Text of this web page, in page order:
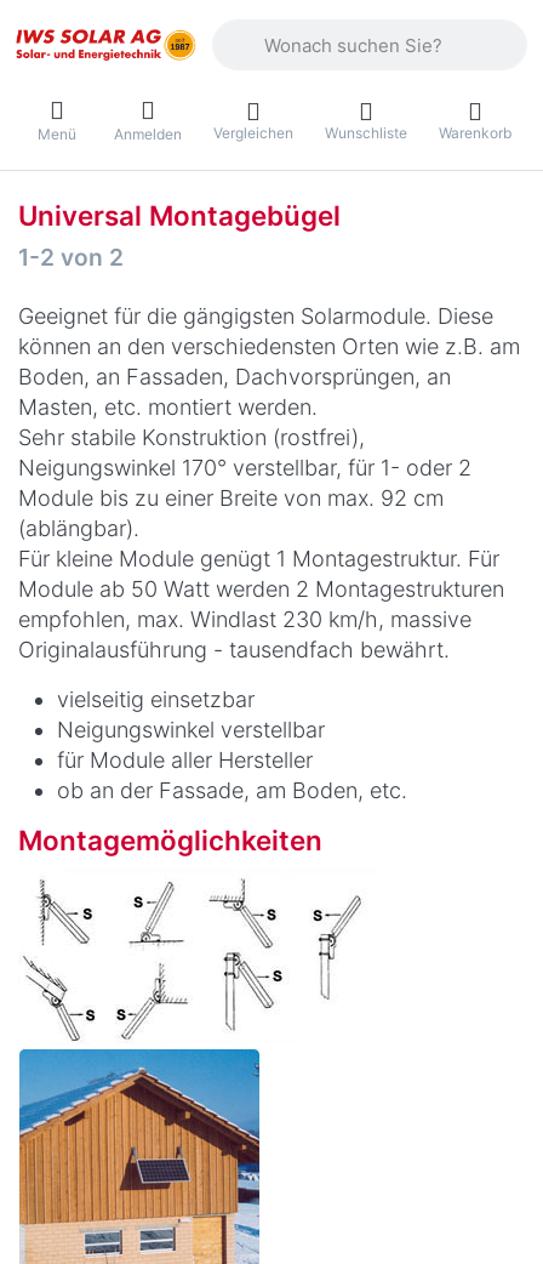
Menü Anmelden Vergleichen Wunschliste Warenkorb
Universal Montagebügel
Suchergebnisse:
1-2 von 2
Geeignet für die gängigsten Solarmodule. Diese
können an den verschiedensten Orten wie z.B. am
Boden, an Fassaden, Dachvorsprüngen, an
Masten, etc. montiert werden.
Sehr stabile Konstruktion (rostfrei),
Neigungswinkel 170° verstellbar, für 1- oder 2
Module bis zu einer Breite von max. 92 cm
(ablängbar).
Für kleine Module genügt 1 Montagestruktur. Für
Module ab 50 Watt werden 2 Montagestrukturen
empfohlen, max. Windlast 230 km/h, massive
Originalausführung - tausendfach bewährt.
vielseitig einsetzbar
Neigungswinkel verstellbar
für Module aller Hersteller
ob an der Fassade, am Boden, etc.
Montagemöglichkeiten